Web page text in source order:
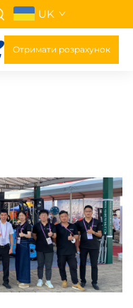
UK
Отримати розрахунок